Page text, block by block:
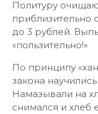
Политуру
приблизительно
до 3 рублей.
«пользительно!»
По принципу
закона
Намазывали на
снимался и хлеб